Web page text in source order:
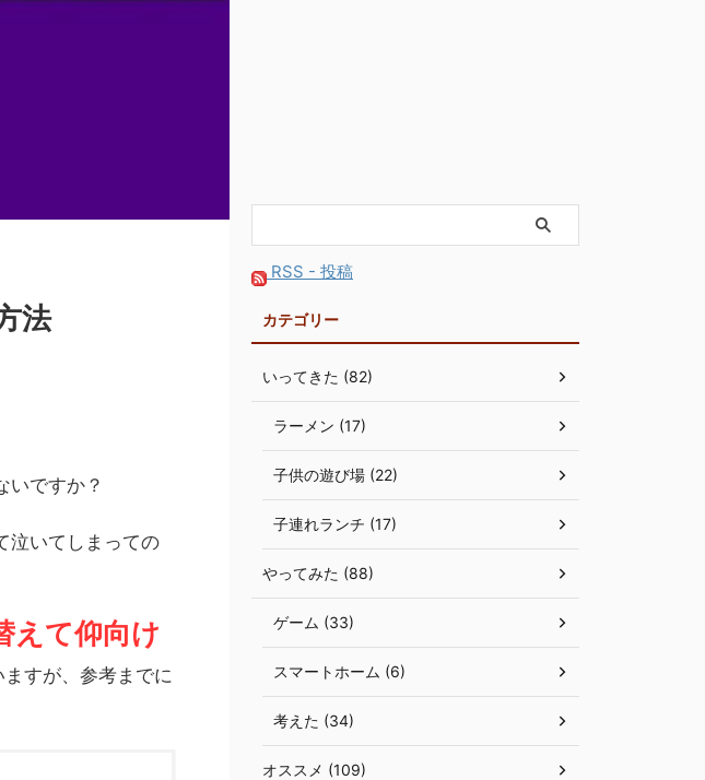
法
いですか？
泣いてしまっての
えて仰向け
すが、参考までに
RSS - 投稿
カテゴリー
いってきた (82)
ラーメン (17)
子供の遊び場 (22)
子連れランチ (17)
やってみた (88)
ゲーム (33)
スマートホーム (6)
考えた (34)
オススメ (109)